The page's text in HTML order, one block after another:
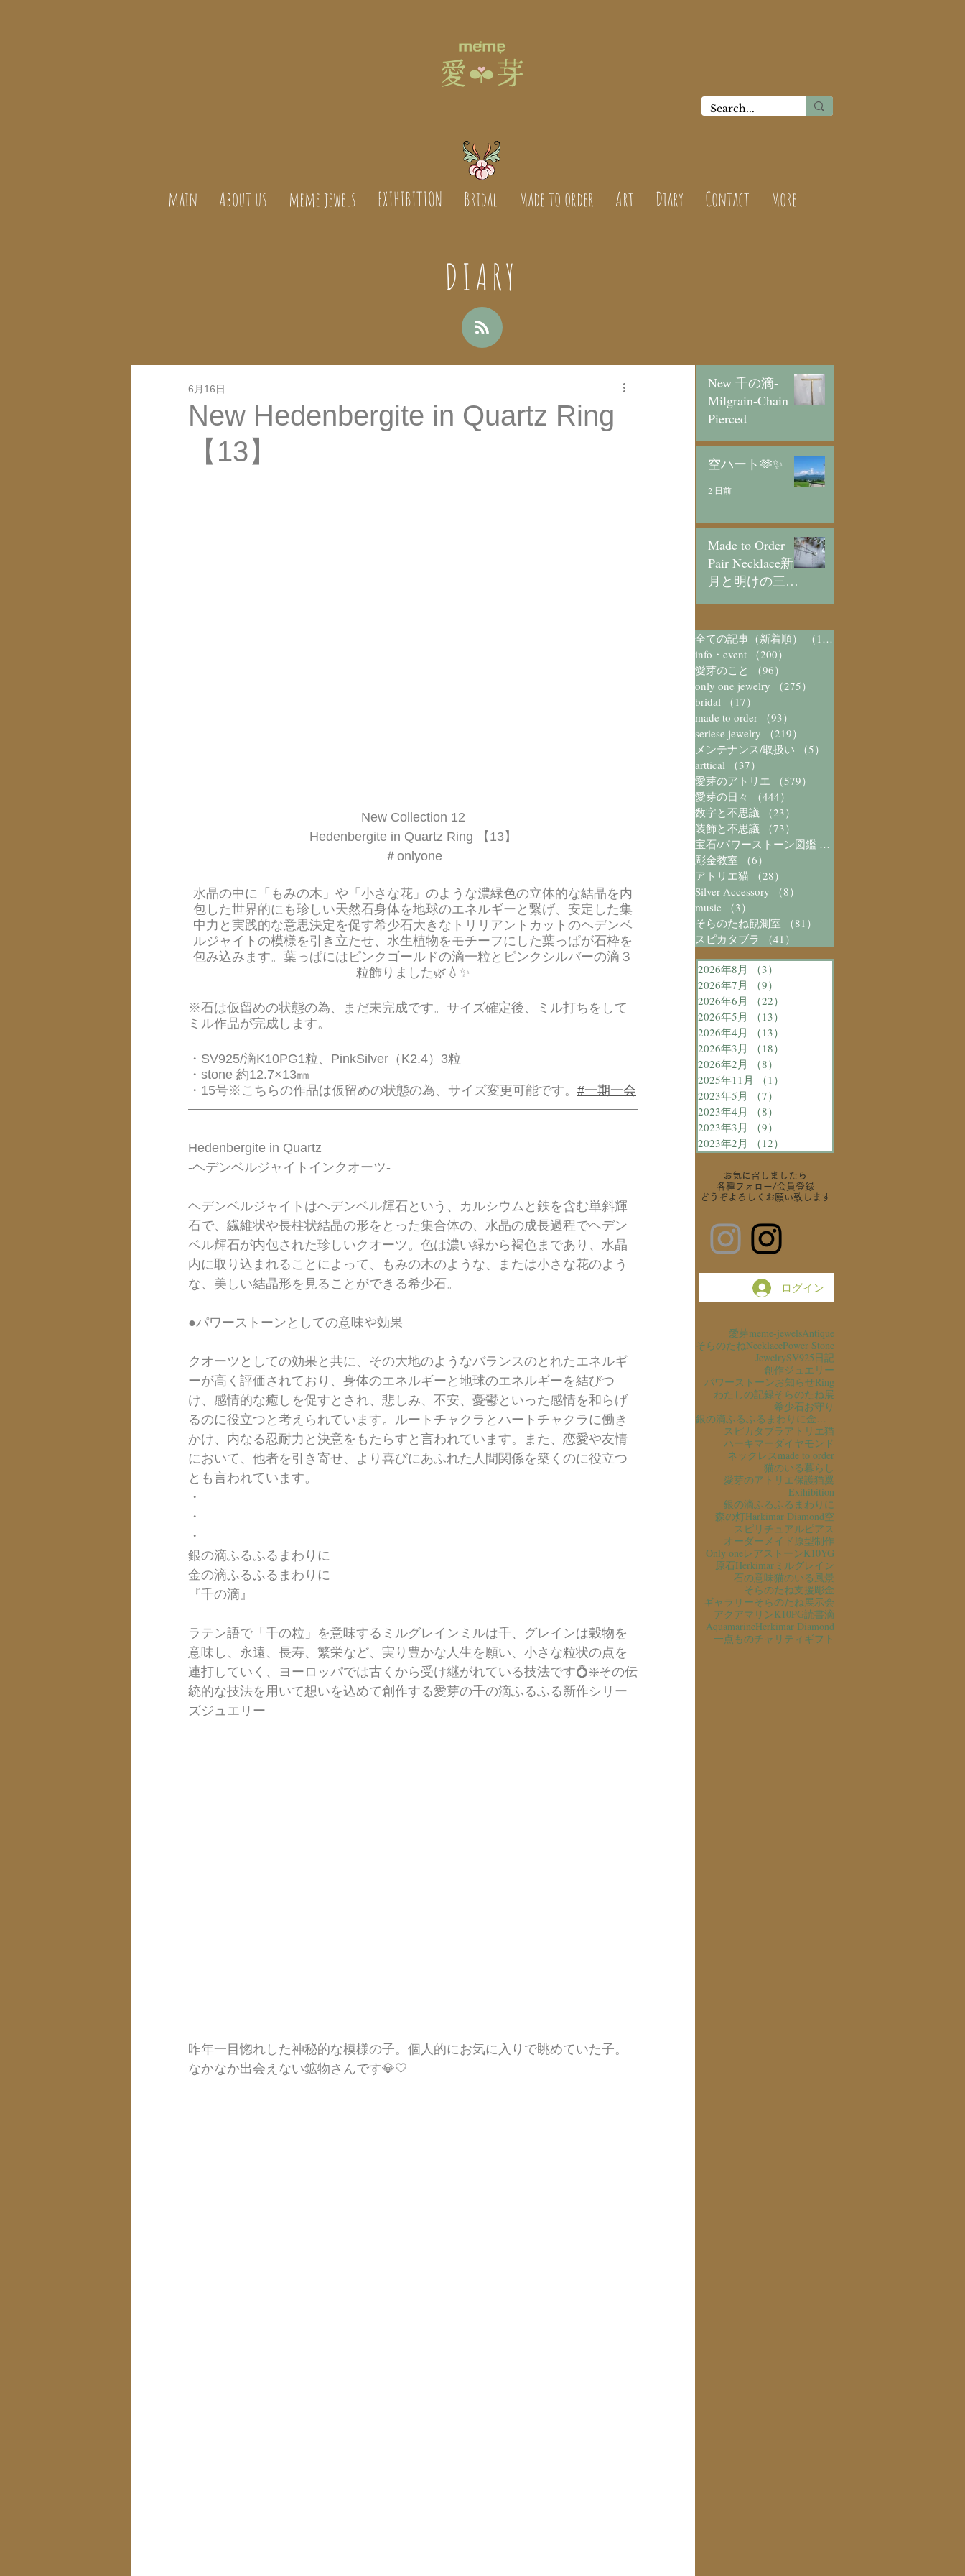
main About us meme jewels EXIHIBITION Bridal Made to order Art Diary Contact More
DIARY
New Hedenbergite in Quartz Ring
【13】
6月16日
New Collection 12
Hedenbergite in Quartz Ring 【13】
＃onlyone
水晶の中に「もみの木」や「小さな花」のような濃緑色の立体的な結晶を内
包した世界的にも珍しい天然石身体を地球のエネルギーと繋げ、安定した集
中力と実践的な意思決定を促す希少石大きなトリリアントカットのヘデンベ
ルジャイトの模様を引き立たせ、水生植物をモチーフにした葉っぱが石枠を
包み込みます。葉っぱにはピンクゴールドの滴一粒とピンクシルバーの滴３
粒飾りました🌿💧✨
※石は仮留めの状態の為、まだ未完成です。サイズ確定後、ミル打ちをして
ミル作品が完成します。
・SV925/滴K10PG1粒、PinkSilver（K2.4）3粒
・stone 約12.7×13㎜
・15号※こちらの作品は仮留めの状態の為、サイズ変更可能です。 #一期一会
Hedenbergite in Quartz
-ヘデンベルジャイトインクオーツ-
ヘデンベルジャイトはヘデンベル輝石という、カルシウムと鉄を含む単斜輝
石で、繊維状や長柱状結晶の形をとった集合体の、水晶の成長過程でヘデン
ベル輝石が内包された珍しいクオーツ。色は濃い緑から褐色まであり、水晶
内に取り込まれることによって、もみの木のような、または小さな花のよう
な、美しい結晶形を見ることができる希少石。
●パワーストーンとしての意味や効果
クオーツとしての効果と共に、その大地のようなバランスのとれたエネルギ
ーが高く評価されており、身体のエネルギーと地球のエネルギーを結びつ
け、感情的な癒しを促すとされ、悲しみ、不安、憂鬱といった感情を和らげ
るのに役立つと考えられています。ルートチャクラとハートチャクラに働き
かけ、内なる忍耐力と決意をもたらすと言われています。また、恋愛や友情
において、他者を引き寄せ、より喜びにあふれた人間関係を築くのに役立つ
とも言われています。
・
・
・
銀の滴ふるふるまわりに
金の滴ふるふるまわりに
『千の滴』
ラテン語で「千の粒」を意味するミルグレインミルは千、グレインは穀物を
意味し、永遠、長寿、繁栄など、実り豊かな人生を願い、小さな粒状の点を
連打していく、ヨーロッパでは古くから受け継がれている技法です💍❇️その伝
統的な技法を用いて想いを込めて創作する愛芽の千の滴ふるふる新作シリー
ズジュエリー
昨年一目惚れした神秘的な模様の子。個人的にお気に入りで眺めていた子。
なかなか出会えない鉱物さんです💎🤍
New 千の滴-
Milgrain-Chain
Pierced
1 日前
空ハート🫶✨
2 日前
Made to Order
Pair Necklace新
月と明けの三日
4 日前
全ての記事（新着順） （1,073）
info・event
（200）
愛芽のこと
（96）
only one jewelry
（275）
bridal
（17）
made to order
（93）
seriese jewelry
（219）
メンテナンス/取扱い
（5）
arttical
（37）
愛芽のアトリエ
（579）
愛芽の日々
（444）
数字と不思議
（23）
装飾と不思議
（73）
宝石/パワーストーン図鑑 （41）
彫金教室
（6）
アトリエ猫
（28）
Silver Accessory
（8）
music
（3）
そらのたね観測室
（81）
スピカタブラ
（41）
2026年8月 （3）
2026年7月
（9）
2026年6月
（22）
2026年5月
（13）
2026年4月
（13）
2026年3月
（18）
2026年2月
（8）
2025年11月
（1）
2023年5月
（7）
2023年4月
（8）
2023年3月
（9）
2023年2月
（12）
お気に召しましたら
各種フォロー/会員登録
どうぞよろしくお願い致します
ログイン
愛芽meme-jewelsAntique
そらのたねNecklacePower Stone
JewelrySV925日記
創作ジュエリー
パワーストーンお知らせRing
わたしの記録そらのたね展
希少石お守り
銀の滴ふるふるまわりに金の滴ふるふるまわりに
スピカタブラ アトリエ猫
ハーキマーダイヤモンド
ネックレスmade to order
猫のいる暮らし
愛芽のアトリエ保護猫翼
Exihibition
銀の滴ふるふるまわりに
森の灯Harkimar Diamond空
スピリチュアルピアス
オーダーメイド原型制作
Only oneレアストーンK10YG
原石Herkimarミルグレイン
石の意味猫のいる風景
そらのたね支援彫金
ギャラリーそらのたね展示会
アクアマリンK10PG読書滴
AquamarineHerkimar Diamond
一点ものチャリティ ギフト